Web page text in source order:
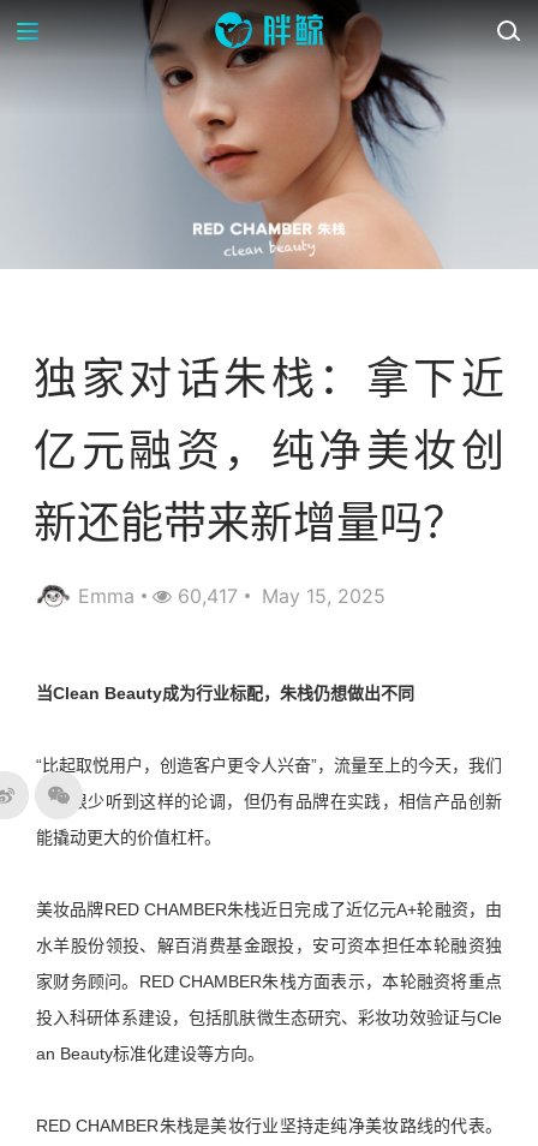
独家对话朱栈：拿下近
亿元融资，纯净美妆创
新还能带来新增量吗？
Emma 60,417 May 15, 2025
当Clean Beauty成为行业标配，朱栈仍想做出不同
“比起取悦用户，创造客户更令人兴奋”，流量至上的今天，我们
已经很少听到这样的论调，但仍有品牌在实践，相信产品创新
能撬动更大的价值杠杆。
美妆品牌RED CHAMBER朱栈近日完成了近亿元A+轮融资，由
水羊股份领投、解百消费基金跟投，安可资本担任本轮融资独
家财务顾问。RED CHAMBER朱栈方面表示，本轮融资将重点
投入科研体系建设，包括肌肤微生态研究、彩妆功效验证与Cle
an Beauty标准化建设等方向。
RED CHAMBER朱栈是美妆行业坚持走纯净美妆路线的代表。